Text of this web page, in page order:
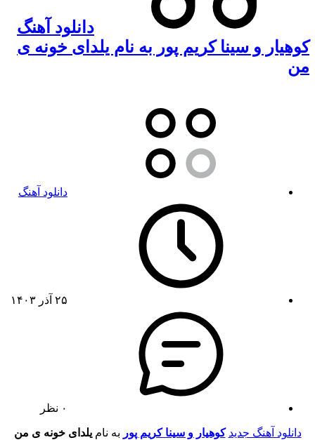
دانلود آهنگ
کوهیار و سینا کریم پور به نام یلدای خونه ی
من
دانلود آهنگ
دانلود آهنگ جدید کوهیار و سینا کریم پور به نامیلدای خونه ی من